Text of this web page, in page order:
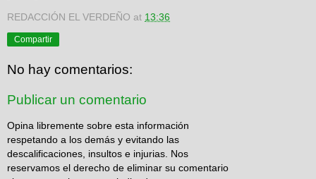
REDACCIÓN EL VERDEÑO at 13:36
Compartir
No hay comentarios:
Publicar un comentario
Opina libremente sobre esta información
respetando a los demás y evitando las
descalificaciones, insultos e injurias. Nos
reservamos el derecho de eliminar su comentario